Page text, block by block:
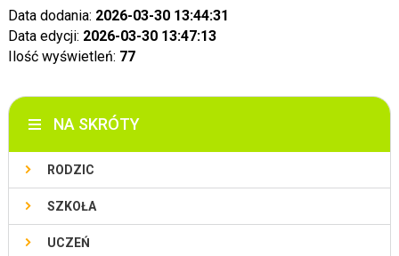
Data dodania: 2026-03-30 13:44:31
Data edycji: 2026-03-30 13:47:13
Ilość wyświetleń: 77
NA SKRÓTY
RODZIC
SZKOŁA
UCZEŃ